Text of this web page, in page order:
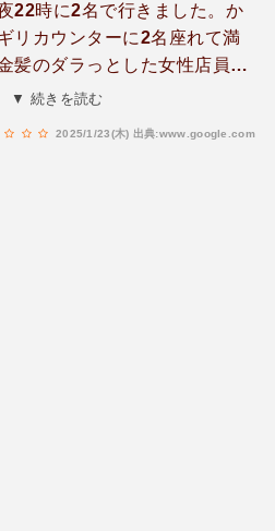
22時に2名で行きました。か
リカウンターに2名座れて満
髪のダラっとした女性店員に
結レモンサワーと白岳ボト
▼ 続きを読む
2025/1/23(木) 出典:www.google.com